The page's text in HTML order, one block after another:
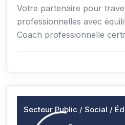
Votre partenaire pour
professionnelles avec
Coach professionnelle
Secteur Public / Social /